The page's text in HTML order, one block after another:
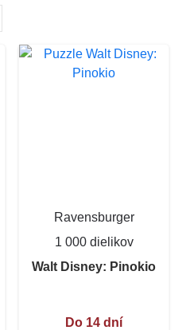
Ravensburger
1 000 dielikov
Walt Disney: Pinokio
Do 14 dní